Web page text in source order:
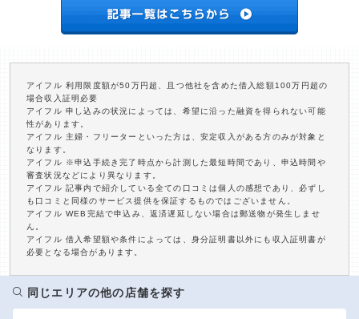
アイフル 利用限度額が50万円超、且つ他社を含めた借入総額100万円超の
場合収入証明必要
アイフル 申し込みの状況によっては、希望に沿った融資を得られない可能
性があります。
アイフル 主婦・フリーターといった方は、安定収入がある方のみが対象と
なります。
アイフル ※申込手続き完了時点から計測した最短時間であり、申込時間や
審査状況などにより異なります。
アイフル 記事内で紹介している全ての口コミは個人の感想であり、必ずし
も口コミと同様のサービス提供を保証するものではございません。
アイフル WEB完結で申込み、返済遅延しない場合は郵送物が発生しませ
ん。
アイフル 借入希望額や条件によっては、身分証明書以外にも収入証明書が
必要となる場合があります。
同じエリアの他の店舗を探す